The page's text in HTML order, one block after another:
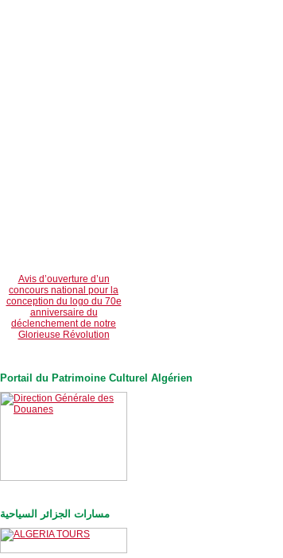
Avis d’ouverture d’un
concours national pour la
conception du logo du 70e
anniversaire du
déclenchement de notre
Glorieuse Révolution
Portail du Patrimoine Culturel Algérien
مسارات الجزائر السياحية